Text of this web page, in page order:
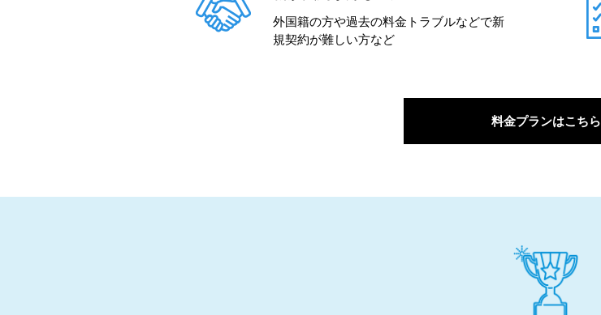
外国籍の方や過去の料金トラブルなどで新
規契約が難しい方など
料金プランはこちら